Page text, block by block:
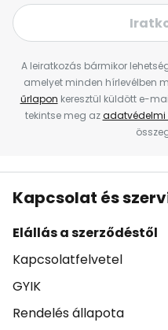
A leiratkozás bármikor
amelyet minden hírlevélben
űrlapon keresztül küldött e-
tekintse meg azadatvédelmi
Kapcsolat és
Elállás a szerződéstől
Kapcsolatfelvetel
GYIK
Rendelés állapota